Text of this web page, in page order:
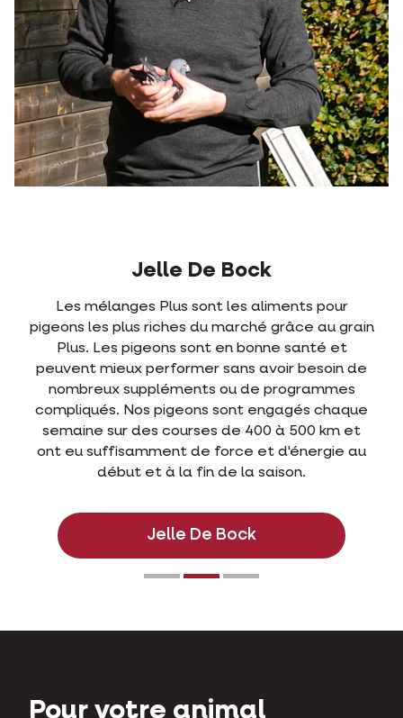
Jelle De Bock
Les mélanges Plus sont les aliments pour
pigeons les plus riches du marché grâce au grain
Plus. Les pigeons sont en bonne santé et
peuvent mieux performer sans avoir besoin de
nombreux suppléments ou de programmes
compliqués. Nos pigeons sont engagés chaque
semaine sur des courses de 400 à 500 km et
ont eu suffisamment de force et d'énergie au
début et à la fin de la saison.
Jelle De Bock
Pour votre animal